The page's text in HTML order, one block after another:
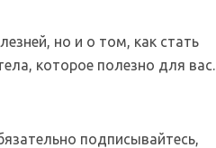
но и о том, как стать
которое полезно для вас.
подписывайтесь,